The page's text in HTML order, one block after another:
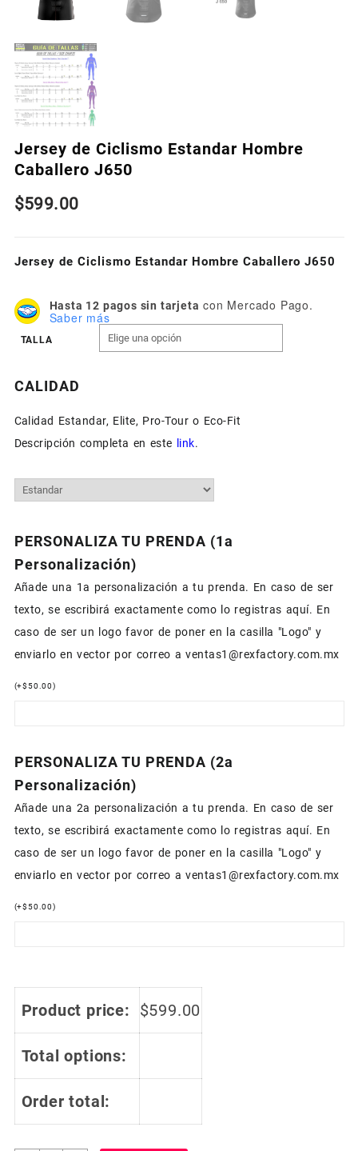
Jersey de Ciclismo Estandar Hombre
Caballero J650
$599.00
Jersey de Ciclismo Estandar Hombre Caballero J650
Hasta 12 pagos sin tarjeta con Mercado Pago.
Saber más
TALLA
CALIDAD
Calidad Estandar, Elite, Pro-Tour o Eco-Fit
Descripción completa en este
link.
PERSONALIZA TU PRENDA (1a
Personalización)
Añade una 1a personalización a tu prenda. En caso de ser
texto, se escribirá exactamente como lo registras aquí. En
caso de ser un logo favor de poner en la casilla "Logo" y
enviarlo en vector por correo a ventas1@rexfactory.com.mx
(+$50.00 )
PERSONALIZA TU PRENDA (2a
Personalización)
Añade una 2a personalización a tu prenda. En caso de ser
texto, se escribirá exactamente como lo registras aquí. En
caso de ser un logo favor de poner en la casilla "Logo" y
enviarlo en vector por correo a ventas1@rexfactory.com.mx
(+$50.00 )
Product price: $599.00
Total options:
Order total: